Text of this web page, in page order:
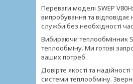
Переваги моделі SWEP
випробування та
служби без необхідності
Вибираючи теплообмінник
теплообміну. Ми готові
ваших потреб.
Довірте якості та
системи теплообміну.